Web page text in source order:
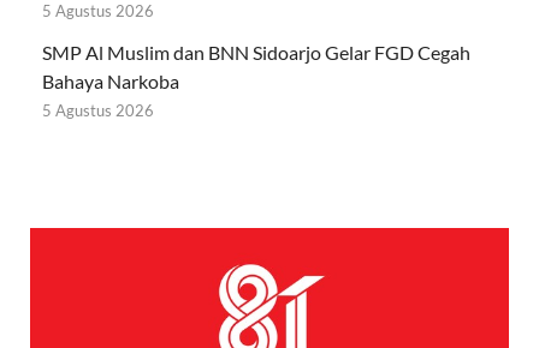
5 Agustus 2026
SMP Al Muslim dan BNN Sidoarjo Gelar FGD Cegah
Bahaya Narkoba
5 Agustus 2026